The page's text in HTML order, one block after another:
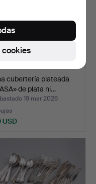
cubertería plateada
de plata ni…
19 mar 2026
USD